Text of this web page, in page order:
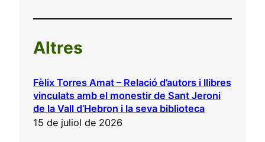
Altres
Fèlix Torres Amat – Relació d’autors i llibres
vinculats amb el monestir de Sant Jeroni
de la Vall d’Hebron i la seva biblioteca
15 de juliol de 2026